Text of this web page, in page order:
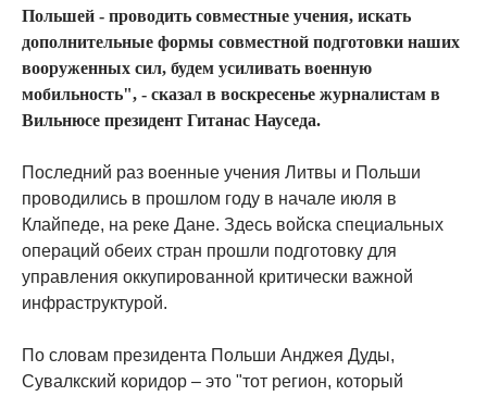
Польшей - проводить совместные учения, искать
дополнительные формы совместной подготовки наших
вооруженных сил, будем усиливать военную
мобильность", - сказал в воскресенье журналистам в
Вильнюсе президент Гитанас Науседа.
Последний раз военные учения Литвы и Польши
проводились в прошлом году в начале июля в
Клайпеде, на реке Дане. Здесь войска специальных
операций обеих стран прошли подготовку для
управления оккупированной критически важной
инфраструктурой.
По словам президента Польши Анджея Дуды,
Сувалкский коридор – это "тот регион, который